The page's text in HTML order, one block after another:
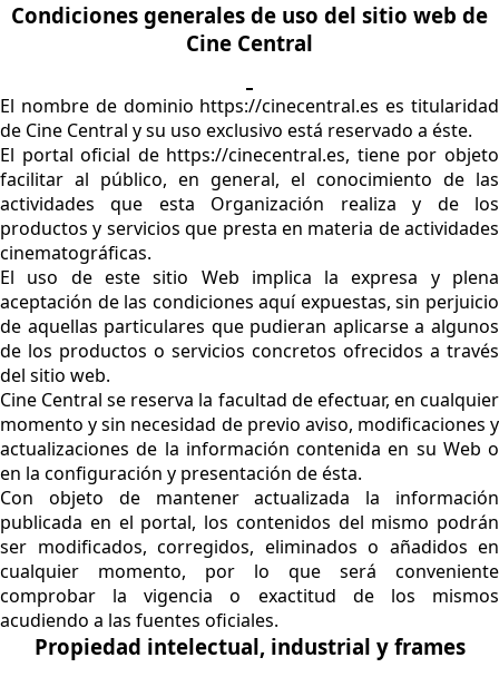
Condiciones generales de uso del sitio web de
Cine Central
El nombre de dominio https://cinecentral.es es titularidad
de Cine Central y su uso exclusivo está reservado a éste.
El portal oficial de https://cinecentral.es, tiene por objeto
facilitar al público, en general, el conocimiento de las
actividades que esta Organización realiza y de los
productos y servicios que presta en materia de actividades
cinematográficas.
El uso de este sitio Web implica la expresa y plena
aceptación de las condiciones aquí expuestas, sin perjuicio
de aquellas particulares que pudieran aplicarse a algunos
de los productos o servicios concretos ofrecidos a través
del sitio web.
Cine Central se reserva la facultad de efectuar, en cualquier
momento y sin necesidad de previo aviso, modificaciones y
actualizaciones de la información contenida en su Web o
en la configuración y presentación de ésta.
Con objeto de mantener actualizada la información
publicada en el portal, los contenidos del mismo podrán
ser modificados, corregidos, eliminados o añadidos en
cualquier momento, por lo que será conveniente
comprobar la vigencia o exactitud de los mismos
acudiendo a las fuentes oficiales.
Propiedad intelectual, industrial y frames